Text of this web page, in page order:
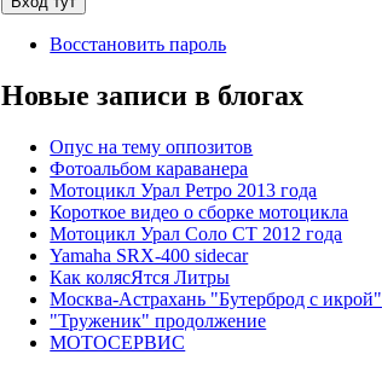
Восстановить пароль
Новые записи в блогах
Опус на тему оппозитов
Фотоальбом караванера
Мотоцикл Урал Ретро 2013 года
Короткое видео о сборке мотоцикла
Мотоцикл Урал Соло СТ 2012 года
Yamaha SRX-400 sidecar
Как колясЯтся Литры
Москва-Астрахань "Бутерброд с икрой"
"Труженик" продолжение
МОТОСЕРВИС